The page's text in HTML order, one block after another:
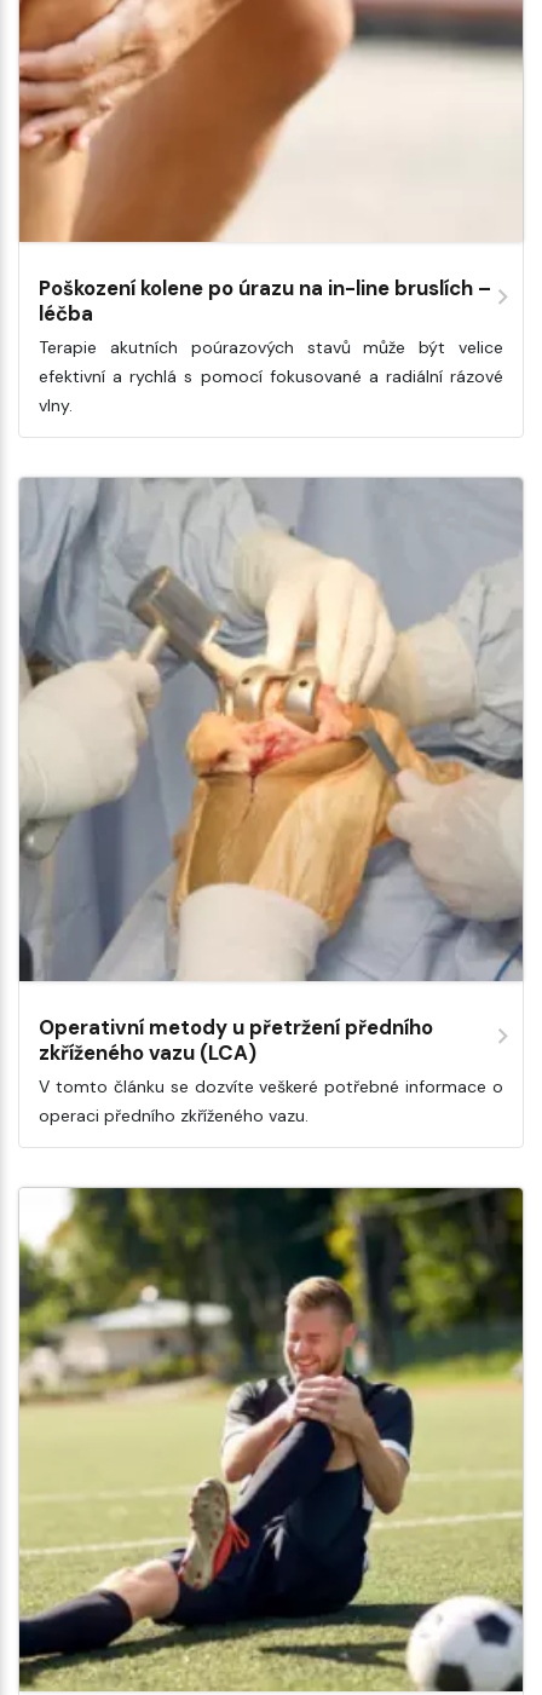
Poškození kolene po úrazu na in-line bruslích –
léčba
Terapie akutních poúrazových stavů může být velice
efektivní a rychlá s pomocí fokusované a radiální rázové
vlny.
Operativní metody u přetržení předního
zkříženého vazu (LCA)
V tomto článku se dozvíte veškeré potřebné informace o
operaci předního zkříženého vazu.